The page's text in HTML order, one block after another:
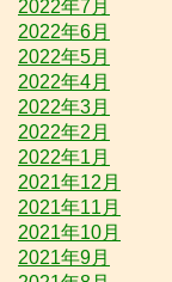
2022年7月
2022年6月
2022年5月
2022年4月
2022年3月
2022年2月
2022年1月
2021年12月
2021年11月
2021年10月
2021年9月